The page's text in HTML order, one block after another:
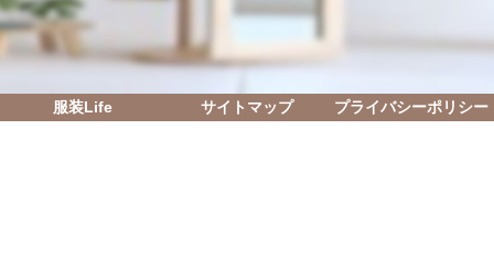
服装Life サイトマップ プライバシーポリシー